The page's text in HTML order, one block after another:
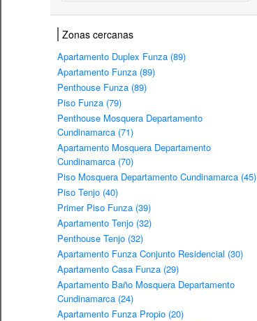
Zonas cercanas
Apartamento Duplex Funza (89)
Apartamento Funza (89)
Penthouse Funza (89)
Piso Funza (79)
Penthouse Mosquera Departamento
Cundinamarca (71)
Apartamento Mosquera Departamento
Cundinamarca (70)
Piso Mosquera Departamento Cundinamarca (45)
Piso Tenjo (40)
Primer Piso Funza (39)
Apartamento Tenjo (32)
Penthouse Tenjo (32)
Apartamento Funza Conjunto Residencial (30)
Apartamento Casa Funza (29)
Apartamento Baño Mosquera Departamento
Cundinamarca (24)
Apartamento Funza Propio (20)